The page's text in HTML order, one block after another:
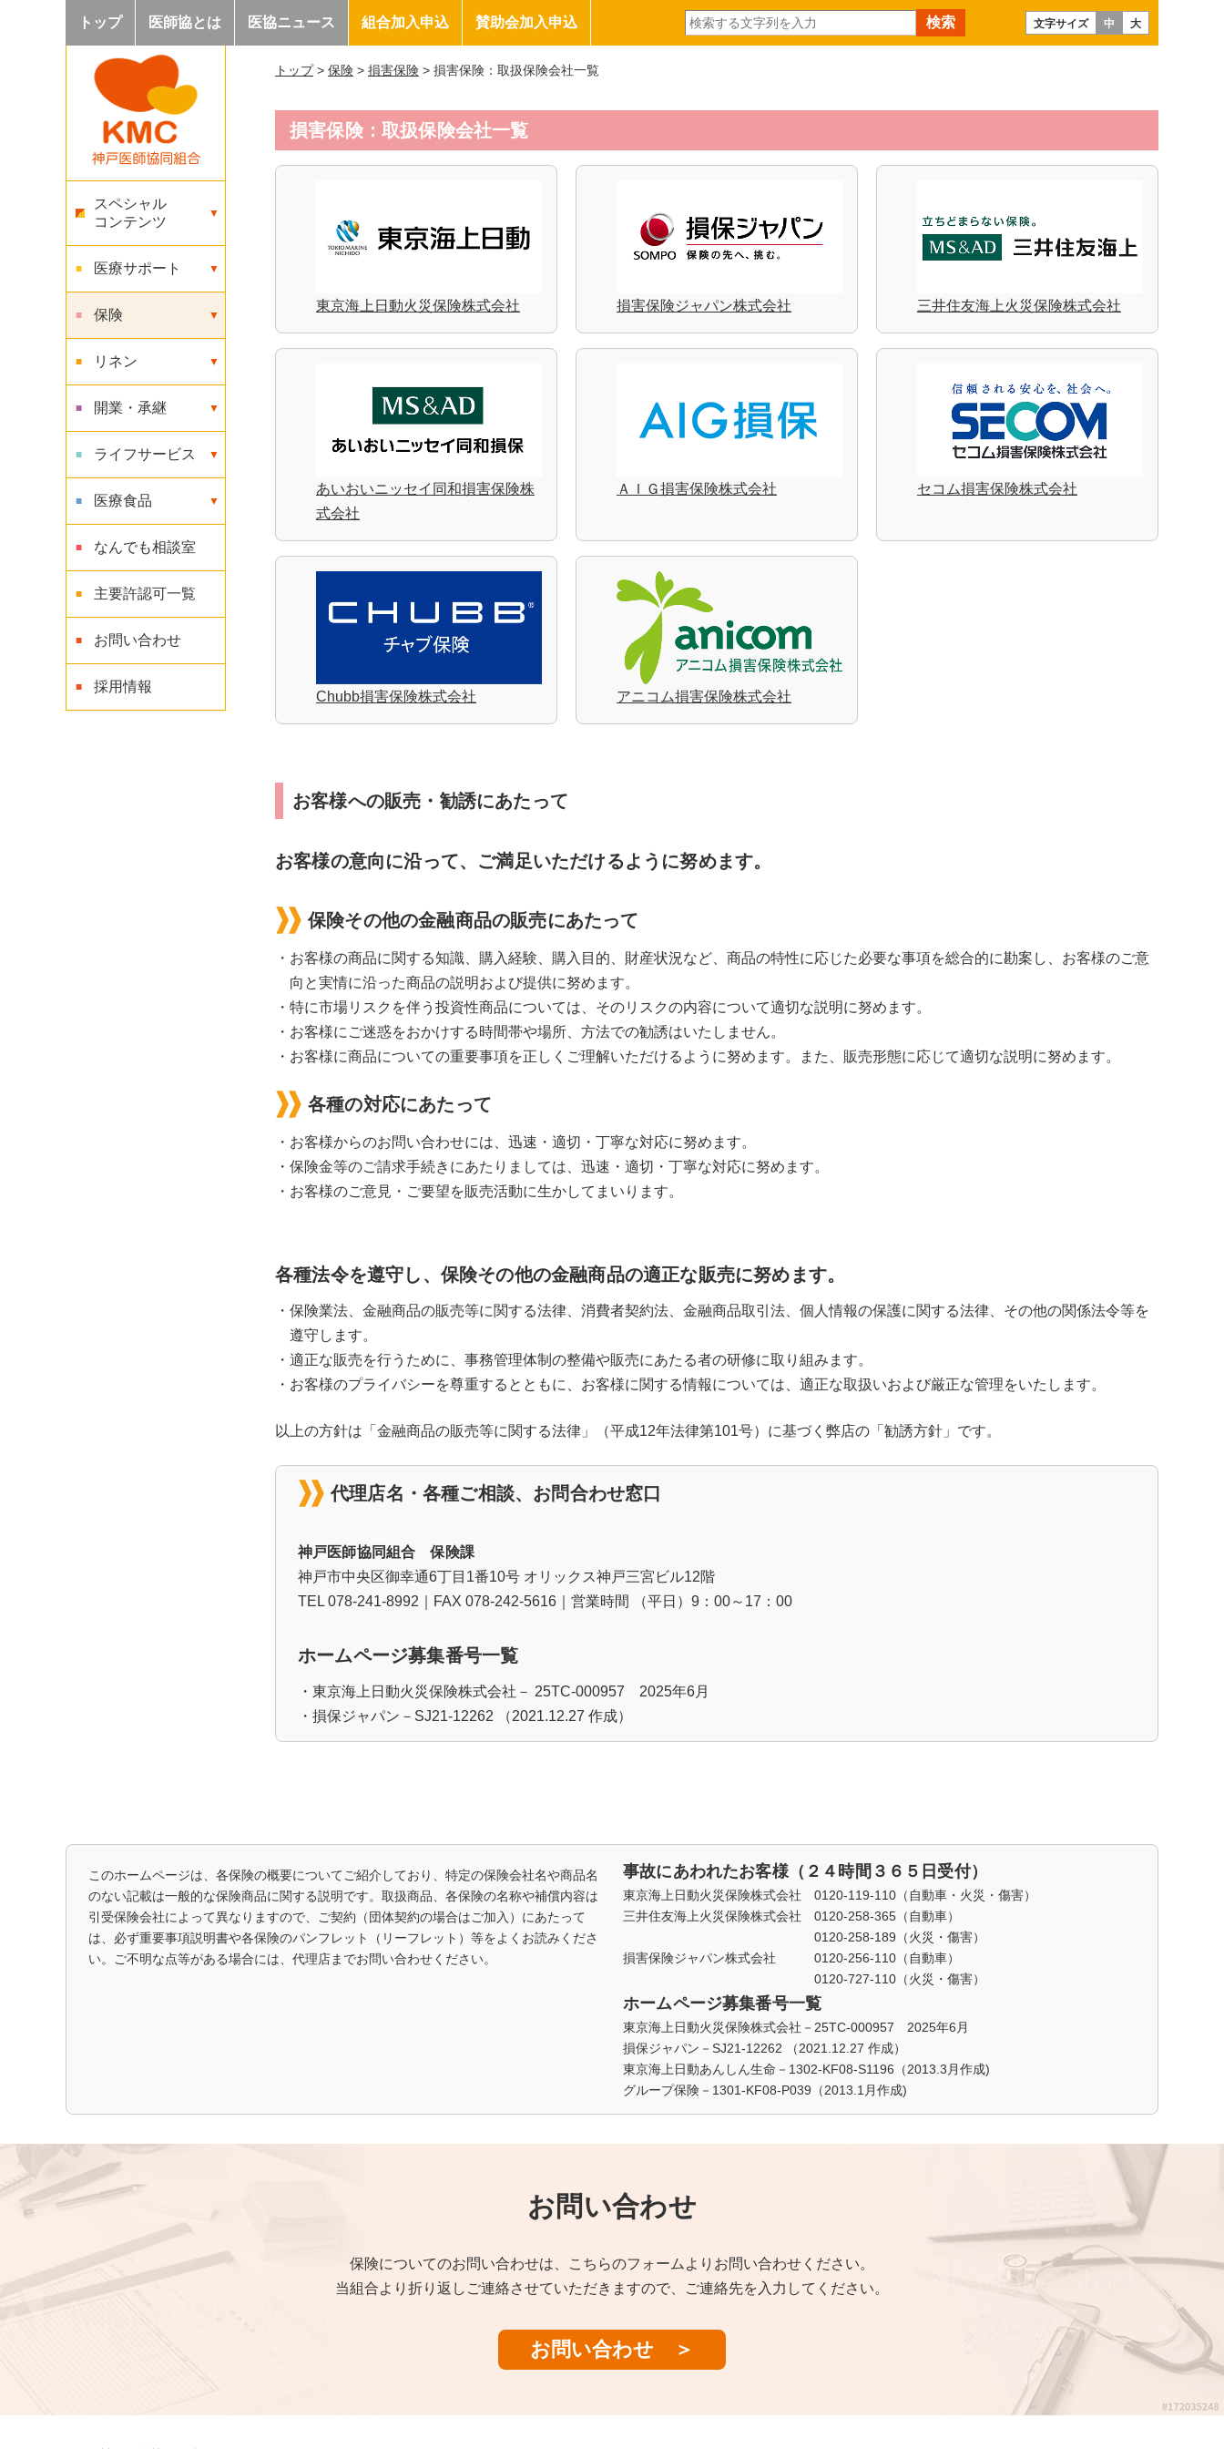
トップ 医師協とは 医協ニュース 組合加入申込 賛助会加入申込 文字サイズ 中 大
トップ> 保険 > 損害保険 > 損害保険：取扱保険会社一覧
損害保険：取扱保険会社一覧
東京海上日動火災保険株式会社 損害保険ジャパン株式会社 三井住友海上火災保険株式会社
あいおいニッセイ同和損害保険株
式会社
ＡＩＧ損害保険株式会社 セコム損害保険株式会社
Chubb損害保険株式会社 アニコム損害保険株式会社
お客様への販売・勧誘にあたって
お客様の意向に沿って、ご満足いただけるように努めます。
保険その他の金融商品の販売にあたって
・お客様の商品に関する知識、購入経験、購入目的、財産状況など、商品の特性に応じた必要な事項を総合的に勘案し、お客様のご意
向と実情に沿った商品の説明および提供に努めます。
・特に市場リスクを伴う投資性商品については、そのリスクの内容について適切な説明に努めます。
・お客様にご迷惑をおかけする時間帯や場所、方法での勧誘はいたしません。
・お客様に商品についての重要事項を正しくご理解いただけるように努めます。また、販売形態に応じて適切な説明に努めます。
各種の対応にあたって
・お客様からのお問い合わせには、迅速・適切・丁寧な対応に努めます。
・保険金等のご請求手続きにあたりましては、迅速・適切・丁寧な対応に努めます。
・お客様のご意見・ご要望を販売活動に生かしてまいります。
各種法令を遵守し、保険その他の金融商品の適正な販売に努めます。
・保険業法、金融商品の販売等に関する法律、消費者契約法、金融商品取引法、個人情報の保護に関する法律、その他の関係法令等を
遵守します。
・適正な販売を行うために、事務管理体制の整備や販売にあたる者の研修に取り組みます。
・お客様のプライバシーを尊重するとともに、お客様に関する情報については、適正な取扱いおよび厳正な管理をいたします。
以上の方針は「金融商品の販売等に関する法律」（平成12年法律第101号）に基づく弊店の「勧誘方針」です。
代理店名・各種ご相談、お問合わせ窓口
神戸医師協同組合 保険課
神戸市中央区御幸通6丁目1番10号 オリックス神戸三宮ビル12階
TEL 078-241-8992｜FAX 078-242-5616｜営業時間 （平日）9：00～17：00
ホームページ募集番号一覧
・東京海上日動火災保険株式会社－ 25TC-000957 2025年6月
・損保ジャパン－SJ21-12262 （2021.12.27 作成）
スペシャル
コンテンツ
医療サポート
保険
リネン
開業・承継
ライフサービス
医療食品
なんでも相談室
主要許認可一覧
お問い合わせ
採用情報
このホームページは、各保険の概要についてご紹介しており、特定の保険会社名や商品名
のない記載は一般的な保険商品に関する説明です。取扱商品、各保険の名称や補償内容は
引受保険会社によって異なりますので、ご契約（団体契約の場合はご加入）にあたって
は、必ず重要事項説明書や各保険のパンフレット（リーフレット）等をよくお読みくださ
い。ご不明な点等がある場合には、代理店までお問い合わせください。
事故にあわれたお客様（２４時間３６５日受付）
東京海上日動火災保険株式会社 0120-119-110（自動車・火災・傷害）
三井住友海上火災保険株式会社 0120-258-365（自動車）
0120-258-189（火災・傷害）
損害保険ジャパン株式会社 0120-256-110（自動車）
0120-727-110（火災・傷害）
ホームページ募集番号一覧
東京海上日動火災保険株式会社－25TC-000957 2025年6月
損保ジャパン－SJ21-12262 （2021.12.27 作成）
東京海上日動あんしん生命－1302-KF08-S1196（2013.3月作成)
グループ保険－1301-KF08-P039（2013.1月作成)
お問い合わせ
保険についてのお問い合わせは、こちらのフォームよりお問い合わせください。
当組合より折り返しご連絡させていただきますので、ご連絡先を入力してください。
お問い合わせ ＞